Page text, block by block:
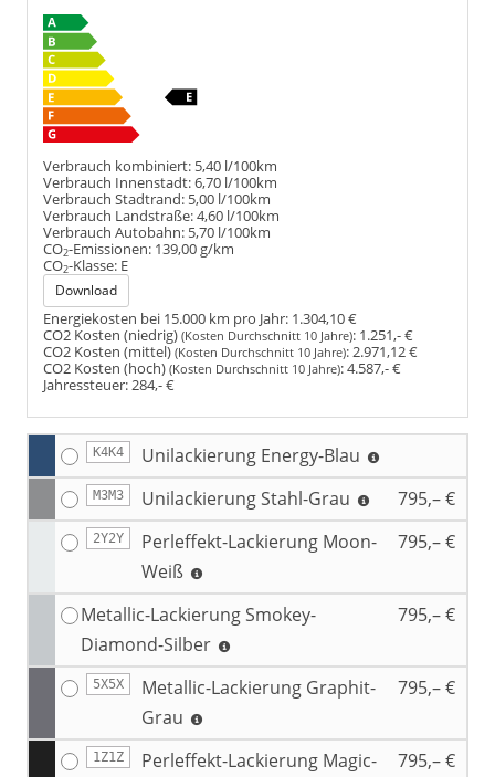
Verbrauch kombiniert: 5,40 l/100km
Verbrauch Innenstadt:6,70 l/100km
Verbrauch Stadtrand: 5,00 l/100km
Verbrauch Landstraße:4,60 l/100km
Verbrauch Autobahn: 5,70 l/100km
CO2-Emissionen: 139,00 g/km
CO2-Klasse: E
Download
Energiekosten bei 15.000 km pro Jahr: 1.304,10 €
CO2 Kosten (niedrig) (Kosten Durchschnitt 10 Jahre): 1.251,- €
CO2 Kosten (mittel) (Kosten Durchschnitt 10 Jahre):2.971,12 €
CO2 Kosten (hoch) (Kosten Durchschnitt 10 Jahre):4.587,- €
Jahressteuer:284,- €
K4K4 Unilackierung Energy-Blau
M3M3 Unilackierung Stahl-Grau 795,– €
2Y2Y
Perleffekt-Lackierung Moon-
Weiß
795,– €
Metallic-Lackierung Smokey-
Diamond-Silber
795,– €
5X5X
Metallic-Lackierung Graphit-
Grau
795,– €
1Z1Z
Perleffekt-Lackierung Magic-
795,– €